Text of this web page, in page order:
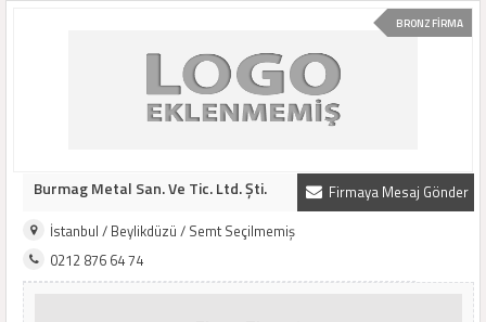
BRONZ FİRMA
Firmaya Mesaj Gönder
Burmag Metal San. Ve Tic. Ltd. Şti.
İstanbul / Beylikdüzü / Semt Seçilmemiş
0212 876 64 74